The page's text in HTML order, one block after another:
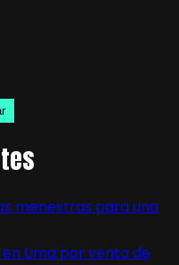
menestras para una
Lima por venta de